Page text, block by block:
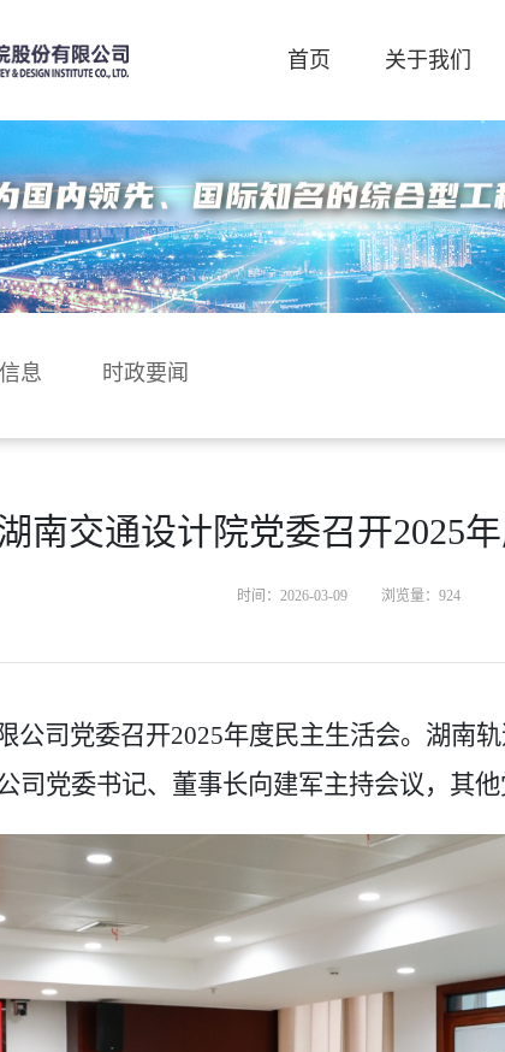
首页 关于我们
息 时政要闻
南交通设计院党委召开2025
时间：2026-03-09 浏览量： 924
公司党委召开2025年度民主生活会。湖南
党委书记、董事长向建军主持会议，其他